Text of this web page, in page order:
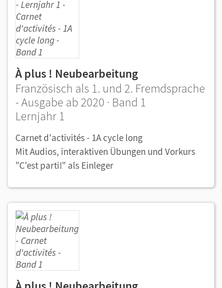
À plus ! Neubearbeitung
Französisch als 1. und 2. Fremdsprache
- Ausgabe ab 2020 · Band 1
Lernjahr 1
Carnet d'activités - 1A cycle long
Mit Audios, interaktiven Übungen und Vorkurs
"C'est parti!" als Einleger